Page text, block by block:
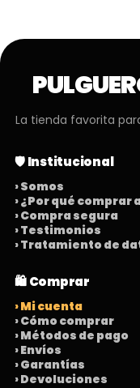
La tienda favorita
🛡️ Institucional
› Somos
› ¿Por qué comprar
› Compra segura
› Testimonios
› Tratamiento de
🛍️ Comprar
› Mi cuenta
› Cómo comprar
› Métodos de pago
› Envíos
› Garantías
› Devoluciones